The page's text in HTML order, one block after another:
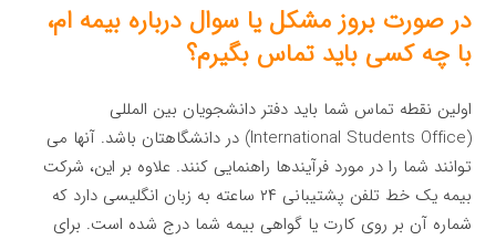
در صورت بروز مشکل یا سوال درباره بیمه ام،
با چه کسی باید تماس بگیرم؟
اولین نقطه تماس شما باید دفتر دانشجویان بین المللی
(International Students Office) در دانشگاهتان باشد. آنها می
توانند شما را در مورد فرآیندها راهنمایی کنند. علاوه بر این، شرکت
بیمه یک خط تلفن پشتیبانی ۲۴ ساعته به زبان انگلیسی دارد که
شماره آن بر روی کارت یا گواهی بیمه شما درج شده است. برای